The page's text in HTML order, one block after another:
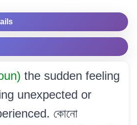
the sudden feeling
unexpected or
কোনো